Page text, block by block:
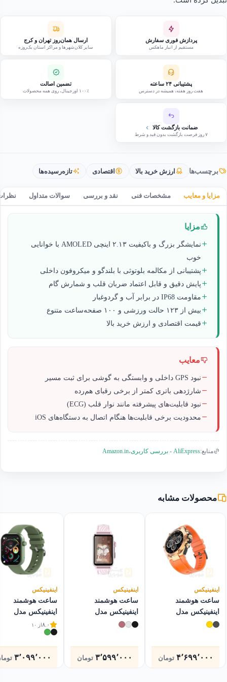
پردازش فوری سفارش
مستقیم از انبار ماهکس
ارسال همان‌روز تهران و کرج
سایر کلان‌شهرها و مراکز استان یک‌روزه
پشتیبانی ۲۴ ساعته
هفت روز هفته، همیشه در دسترس
تضمین اصالت
۱۰۰٪ اورجینال، روی همه محصولات
ضمانت بازگشت کالا
۷ روز فرصت بازگشت بدون قید و شرط
برچسب‌ها ارزش خرید بالا اقتصادی تازه‌رسیده‌ها
مزایا و معایب مشخصات فنی نقد و بررسی سوالات متداول
مزایا
نمایشگر بزرگ و باکیفیت ۲.۱۳ اینچی AMOLED با خوانایی
خوب
پشتیبانی از مکالمه بلوتوثی با بلندگو و میکروفون داخلی
پایش دقیق و قابل اعتماد ضربان قلب و شمارش گام
مقاومت IP68 در برابر آب و گردوغبار
بیش از ۱۲۳ حالت ورزشی و ۱۰۰ صفحه‌ساعت متنوع
قیمت اقتصادی و ارزش خرید بالا
معایب
نبود GPS داخلی و وابستگی به گوشی برای ثبت مسیر
شارژدهی باتری کمتر از برخی رقبای هم‌رده
نبود قابلیت‌های پیشرفته مانند نوار قلب (ECG)
محدودیت برخی قابلیت‌ها هنگام اتصال به دستگاه‌های iOS
منابع:AliExpress - بررسی کاربری ،Amazon.in
محصولات مشابه
اینفینیکس
ساعت هوشمند
اینفینیکس مدل
XWatch ۳ GT
۴٬۶۹۹٬۰۰۰ تومان
اینفینیکس
ساعت هوشمند
اینفینیکس مدل
XWatch XBand
۳٬۵۹۹٬۰۰۰ تومان
اینفینیکس
ساعت هوشمند
اینفینیکس مدل
XWatch ۳ CHIC
۸.۰از ۱۰
۳٬۰۹۹٬۰۰۰